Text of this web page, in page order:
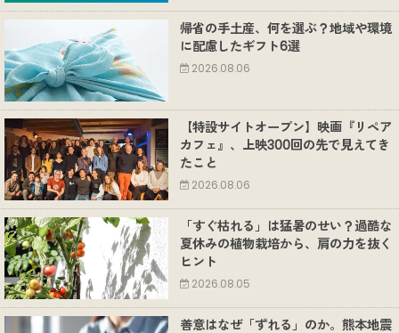
帰省の手土産、何を選ぶ？地域や環境
に配慮したギフト6選
2026.08.06
【特設サイトオープン】映画『リペア
カフェ』、上映300回の先で見えてき
たこと
2026.08.06
「すぐ枯れる」は猛暑のせい？過酷な
夏休みの植物栽培から、肩の力を抜く
ヒント
2026.08.05
善意はなぜ「ずれる」のか。熊本地震